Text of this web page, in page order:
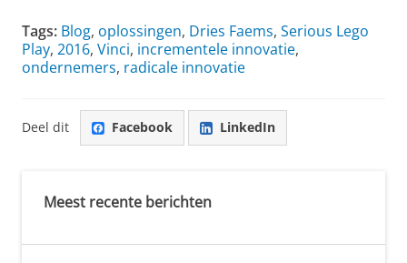
Tags: Blog, oplossingen, Dries Faems, Serious Lego
Play, 2016, Vinci, incrementele innovatie,
ondernemers, radicale innovatie
Deel dit Facebook LinkedIn
Meest recente berichten